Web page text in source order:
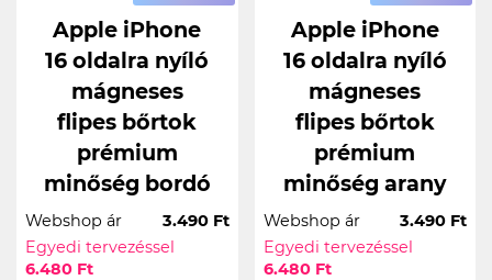
Apple iPhone
16 oldalra nyíló
mágneses
flipes bőrtok
prémium
minőség bordó
Webshop ár
3.490 Ft
Egyedi tervezéssel
6.480 Ft
Apple iPhone
16 oldalra nyíló
mágneses
flipes bőrtok
prémium
minőség arany
Webshop ár
3.490 Ft
Egyedi tervezéssel
6.480 Ft